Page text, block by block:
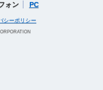
ォン PC
シーポリシー